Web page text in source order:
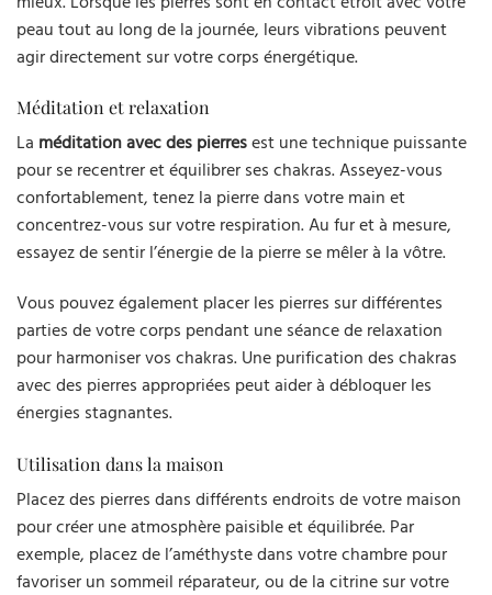
peau tout au long de la journée, leurs vibrations peuvent
agir directement sur votre corps énergétique.
Méditation et relaxation
La méditation avec des pierresest une technique puissante
pour se recentrer et équilibrer ses chakras. Asseyez-vous
confortablement, tenez la pierre dans votre main et
concentrez-vous sur votre respiration. Au fur et à mesure,
essayez de sentir l’énergie de la pierre se mêler à la vôtre.
Vous pouvez également placer les pierres sur différentes
parties de votre corps pendant une séance de relaxation
pour harmoniser vos chakras. Une purification des chakras
avec des pierres appropriées peut aider à débloquer les
énergies stagnantes.
Utilisation dans la maison
Placez des pierres dans différents endroits de votre maison
pour créer une atmosphère paisible et équilibrée. Par
exemple, placez de l’améthyste dans votre chambre pour
favoriser un sommeil réparateur, ou de la citrine sur votre